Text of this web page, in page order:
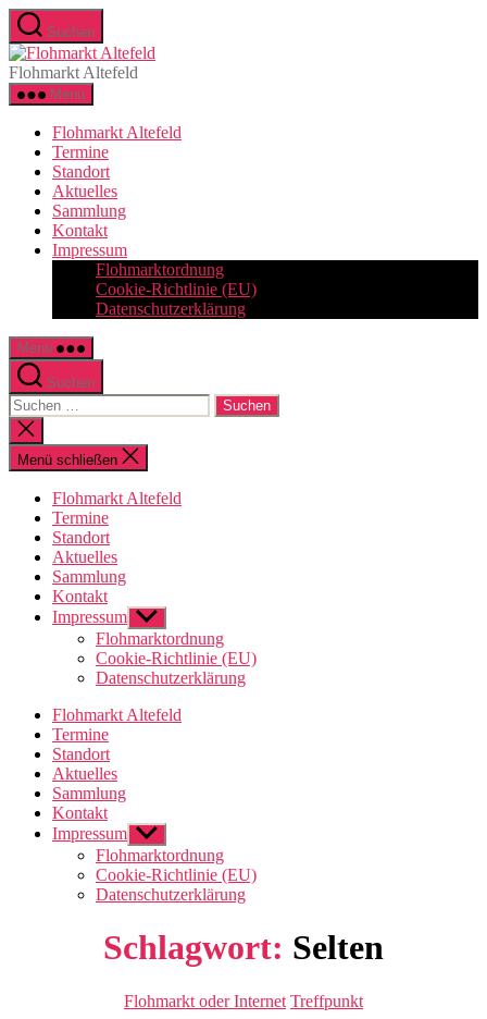
Zum
Inhalt
springen
Suchen
Flohmarkt Altefeld
Menü
Flohmarkt Altefeld
Termine
Standort
Aktuelles
Sammlung
Kontakt
Impressum
Flohmarktordnung
Cookie-Richtlinie (EU)
Datenschutzerklärung
Menü
Suchen
Suchen
nach:
Suche
schließen
Menü schließen
Flohmarkt Altefeld
Termine
Standort
Aktuelles
Sammlung
Kontakt
Impressum Untermenü
anzeigen
Flohmarktordnung
Cookie-Richtlinie (EU)
Datenschutzerklärung
Flohmarkt Altefeld
Termine
Standort
Aktuelles
Sammlung
Kontakt
Impressum Untermenü
anzeigen
Flohmarktordnung
Cookie-Richtlinie (EU)
Datenschutzerklärung
Schlagwort: Selten
Kategorien
Flohmarkt oder Internet Treffpunkt